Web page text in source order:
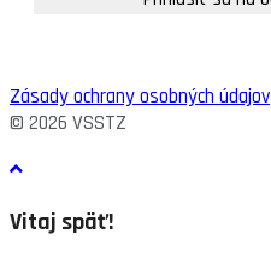
Zásady ochrany osobných údajov
© 2026 VSSTZ
Vitaj späť!